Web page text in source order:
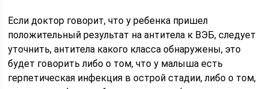
Если доктор говорит, что у ребенка пришел
положительный результат на антитела к ВЭБ, следует
уточнить, антитела какого класса обнаружены, это
будет говорить либо о том, что у малыша есть
герпетическая инфекция в острой стадии, либо о том,